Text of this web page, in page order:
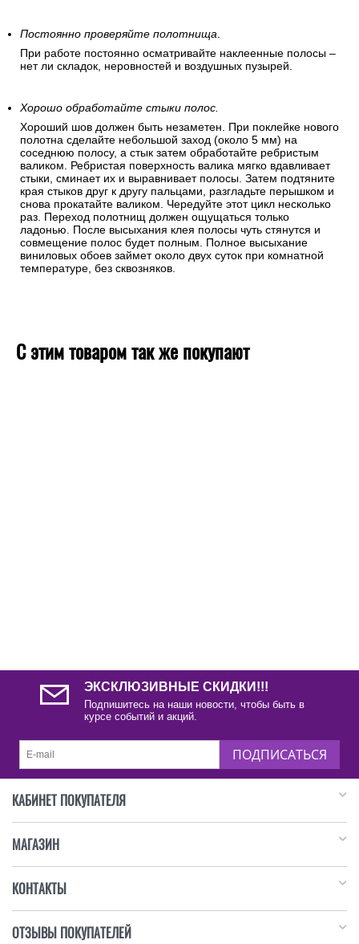
Постоянно проверяйте полотнища.
При работе постоянно осматривайте наклеенные полосы –
нет ли складок, неровностей и воздушных пузырей.
Хорошо обработайте стыки полос.
Хороший шов должен быть незаметен. При поклейке нового
полотна сделайте небольшой заход (около 5 мм) на
соседнюю полосу, а стык затем обработайте ребристым
валиком. Ребристая поверхность валика мягко вдавливает
стыки, сминает их и выравнивает полосы. Затем подтяните
края стыков друг к другу пальцами, разгладьте перышком и
снова прокатайте валиком. Чередуйте этот цикл несколько
раз. Переход полотнищ должен ощущаться только
ладонью. После высыхания клея полосы чуть стянутся и
совмещение полос будет полным. Полное высыхание
виниловых обоев займет около двух суток при комнатной
температуре, без сквозняков.
С этим товаром так же покупают
ЭКСКЛЮЗИВНЫЕ СКИДКИ!!!
Подпишитесь на наши новости, чтобы быть в
курсе событий и акций.
ПОДПИСАТЬСЯ
КАБИНЕТ ПОКУПАТЕЛЯ
МАГАЗИН
КОНТАКТЫ
ОТЗЫВЫ ПОКУПАТЕЛЕЙ